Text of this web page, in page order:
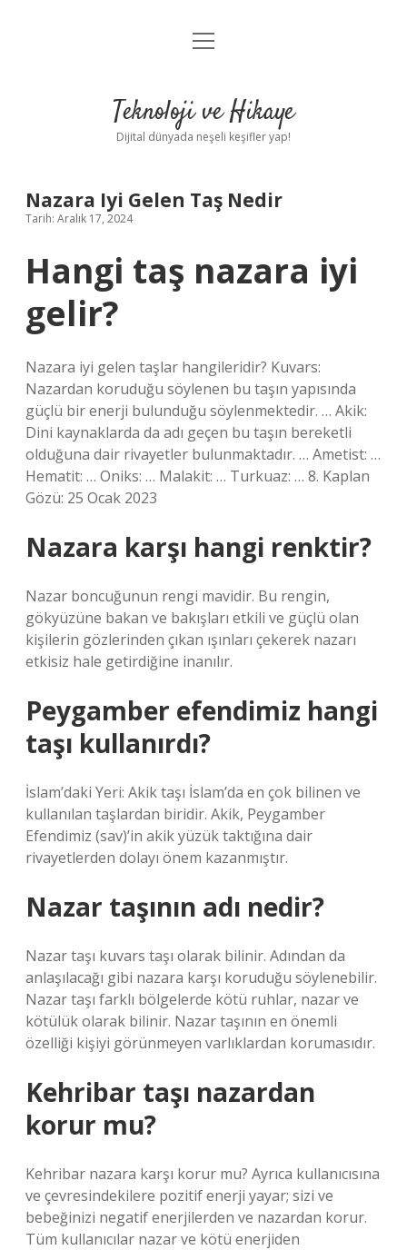
Anasayfa
Yasal Uyarı
menüyü
Teknoloji ve Hikaye
Dijital dünyada neşeli keşifler yap!
Nazara Iyi Gelen Taş Nedir
Tarih: Aralık 17, 2024
Hangi taş nazara iyi
gelir?
Nazara iyi gelen taşlar hangileridir? Kuvars:
Nazardan koruduğu söylenen bu taşın yapısında
güçlü bir enerji bulunduğu söylenmektedir. … Akik:
Dini kaynaklarda da adı geçen bu taşın bereketli
olduğuna dair rivayetler bulunmaktadır. … Ametist: …
Hematit: … Oniks: … Malakit: … Turkuaz: … 8. Kaplan
Gözü: 25 Ocak 2023
Nazara karşı hangi renktir?
Nazar boncuğunun rengi mavidir. Bu rengin,
gökyüzüne bakan ve bakışları etkili ve güçlü olan
kişilerin gözlerinden çıkan ışınları çekerek nazarı
etkisiz hale getirdiğine inanılır.
Peygamber efendimiz hangi
taşı kullanırdı?
İslam’daki Yeri: Akik taşı İslam’da en çok bilinen ve
kullanılan taşlardan biridir. Akik, Peygamber
Efendimiz (sav)’in akik yüzük taktığına dair
rivayetlerden dolayı önem kazanmıştır.
Nazar taşının adı nedir?
Nazar taşı kuvars taşı olarak bilinir. Adından da
anlaşılacağı gibi nazara karşı koruduğu söylenebilir.
Nazar taşı farklı bölgelerde kötü ruhlar, nazar ve
kötülük olarak bilinir. Nazar taşının en önemli
özelliği kişiyi görünmeyen varlıklardan korumasıdır.
Kehribar taşı nazardan
korur mu?
Kehribar nazara karşı korur mu? Ayrıca kullanıcısına
ve çevresindekilere pozitif enerji yayar; sizi ve
bebeğinizi negatif enerjilerden ve nazardan korur.
Tüm kullanıcılar nazar ve kötü enerjiden